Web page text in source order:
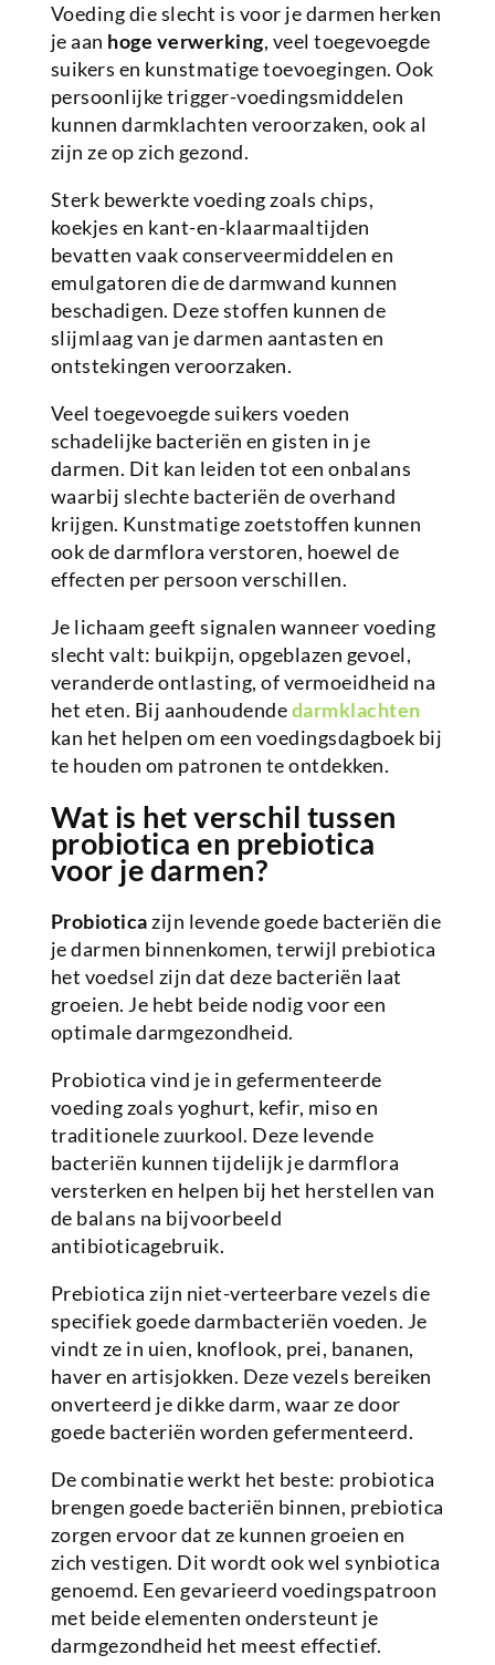
Voeding die slecht is voor je darmen herken
je aan hoge verwerking, veel toegevoegde
suikers en kunstmatige toevoegingen. Ook
persoonlijke trigger-voedingsmiddelen
kunnen darmklachten veroorzaken, ook al
zijn ze op zich gezond.
Sterk bewerkte voeding zoals chips,
koekjes en kant-en-klaarmaaltijden
bevatten vaak conserveermiddelen en
emulgatoren die de darmwand kunnen
beschadigen. Deze stoffen kunnen de
slijmlaag van je darmen aantasten en
ontstekingen veroorzaken.
Veel toegevoegde suikers voeden
schadelijke bacteriën en gisten in je
darmen. Dit kan leiden tot een onbalans
waarbij slechte bacteriën de overhand
krijgen. Kunstmatige zoetstoffen kunnen
ook de darmflora verstoren, hoewel de
effecten per persoon verschillen.
Je lichaam geeft signalen wanneer voeding
slecht valt: buikpijn, opgeblazen gevoel,
veranderde ontlasting, of vermoeidheid na
het eten. Bij aanhoudendedarmklachten
kan het helpen om een voedingsdagboek bij
te houden om patronen te ontdekken.
Wat is het verschil tussen
probiotica en prebiotica
voor je darmen?
Probiotica zijn levende goede bacteriën die
je darmen binnenkomen, terwijl prebiotica
het voedsel zijn dat deze bacteriën laat
groeien. Je hebt beide nodig voor een
optimale darmgezondheid.
Probiotica vind je in gefermenteerde
voeding zoals yoghurt, kefir, miso en
traditionele zuurkool. Deze levende
bacteriën kunnen tijdelijk je darmflora
versterken en helpen bij het herstellen van
de balans na bijvoorbeeld
antibioticagebruik.
Prebiotica zijn niet-verteerbare vezels die
specifiek goede darmbacteriën voeden. Je
vindt ze in uien, knoflook, prei, bananen,
haver en artisjokken. Deze vezels bereiken
onverteerd je dikke darm, waar ze door
goede bacteriën worden gefermenteerd.
De combinatie werkt het beste: probiotica
brengen goede bacteriën binnen, prebiotica
zorgen ervoor dat ze kunnen groeien en
zich vestigen. Dit wordt ook wel synbiotica
genoemd. Een gevarieerd voedingspatroon
met beide elementen ondersteunt je
darmgezondheid het meest effectief.